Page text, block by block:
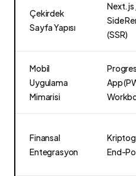
Çekirdek
Sayfa Yapısı
Next.js
Side
(SSR)
Mobil
Uygulama
Mimarisi
App
Finansal
Entegrasyon
End-